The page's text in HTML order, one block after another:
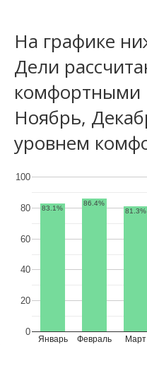
На графике
Дели
комфортными
Ноябрь,
уровнем
Январь Февраль Март
0
20
40
60
80
100
83.1%
86.4%
81.3%